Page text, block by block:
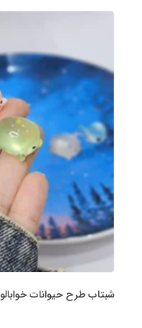
شبتاب طرح حیوانات خوابالو